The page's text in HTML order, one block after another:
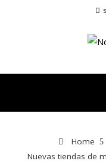
Home
Nuevas tiendas de